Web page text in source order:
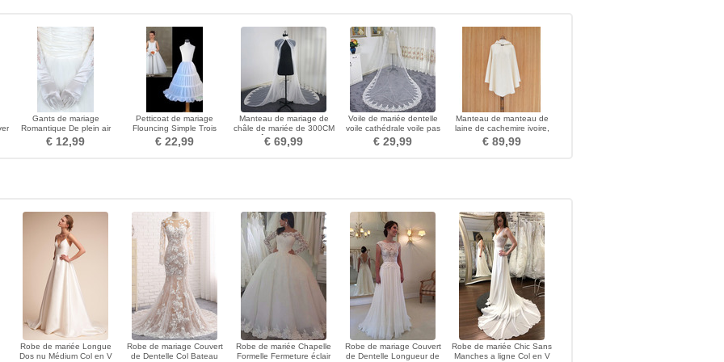
Gants de mariage
Romantique De plein air
Dentelle Doigt entier
€ 12,99
Petticoat de mariage
Flouncing Simple Trois
jantes Taffetas en polyester
€ 22,99
Manteau de mariage de
châle de mariée de 300CM
châle de dentelle
€ 69,99
Voile de mariée dentelle
voile cathédrale voile pas
cher voile
€ 29,99
Manteau de manteau de
laine de cachemire ivoire,
manteau de mariage blanc,
manteau de mariage blanc
€ 89,99
Robe de mariée Longue
Dos nu Médium Col en V
Robe de mariage Couvert
de Dentelle Col Bateau
Robe de mariée Chapelle
Formelle Fermeture éclair
Robe de mariage Couvert
de Dentelle Longueur de
Robe de mariée Chic Sans
Manches a ligne Col en V